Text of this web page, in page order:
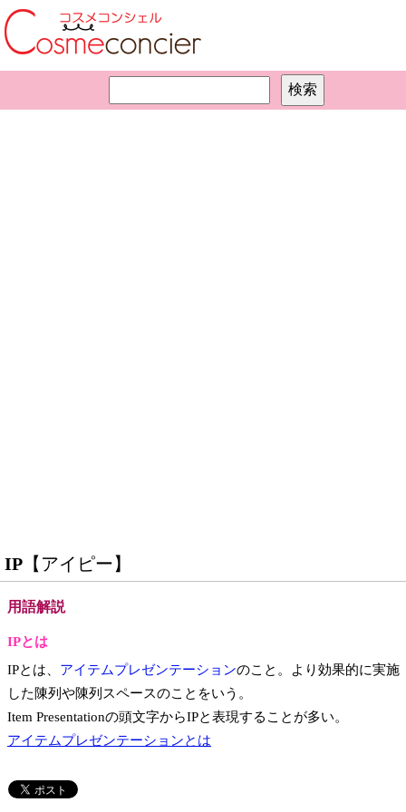
IP 【アイピー】
用語解説
IPとは
IPとは、 アイテムプレゼンテーションのこと。より効果的に実施
した陳列や陳列スペースのことをいう。
Item Presentationの頭文字からIPと表現することが多い。
アイテムプレゼンテーションとは